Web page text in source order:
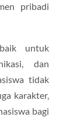
pribadi
untuk
dan
tidak
karakter,
bagi